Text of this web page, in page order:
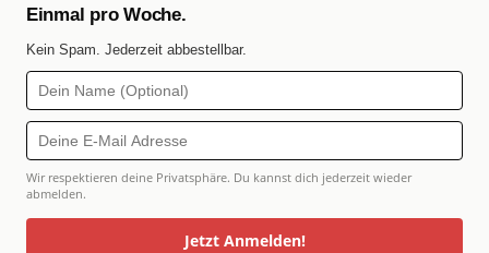
Einmal pro Woche.
Kein Spam. Jederzeit abbestellbar.
Wir respektieren deine Privatsphäre. Du kannst dich jederzeit wieder
abmelden.
Jetzt Anmelden!